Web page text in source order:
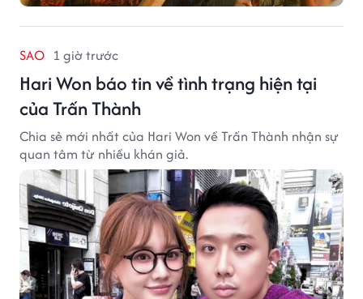
SAO 1 giờ trước
Hari Won báo tin về tình trạng hiện tại
của Trấn Thành
Chia sẻ mới nhất của Hari Won về Trấn Thành nhận sự
quan tâm từ nhiều khán giả.